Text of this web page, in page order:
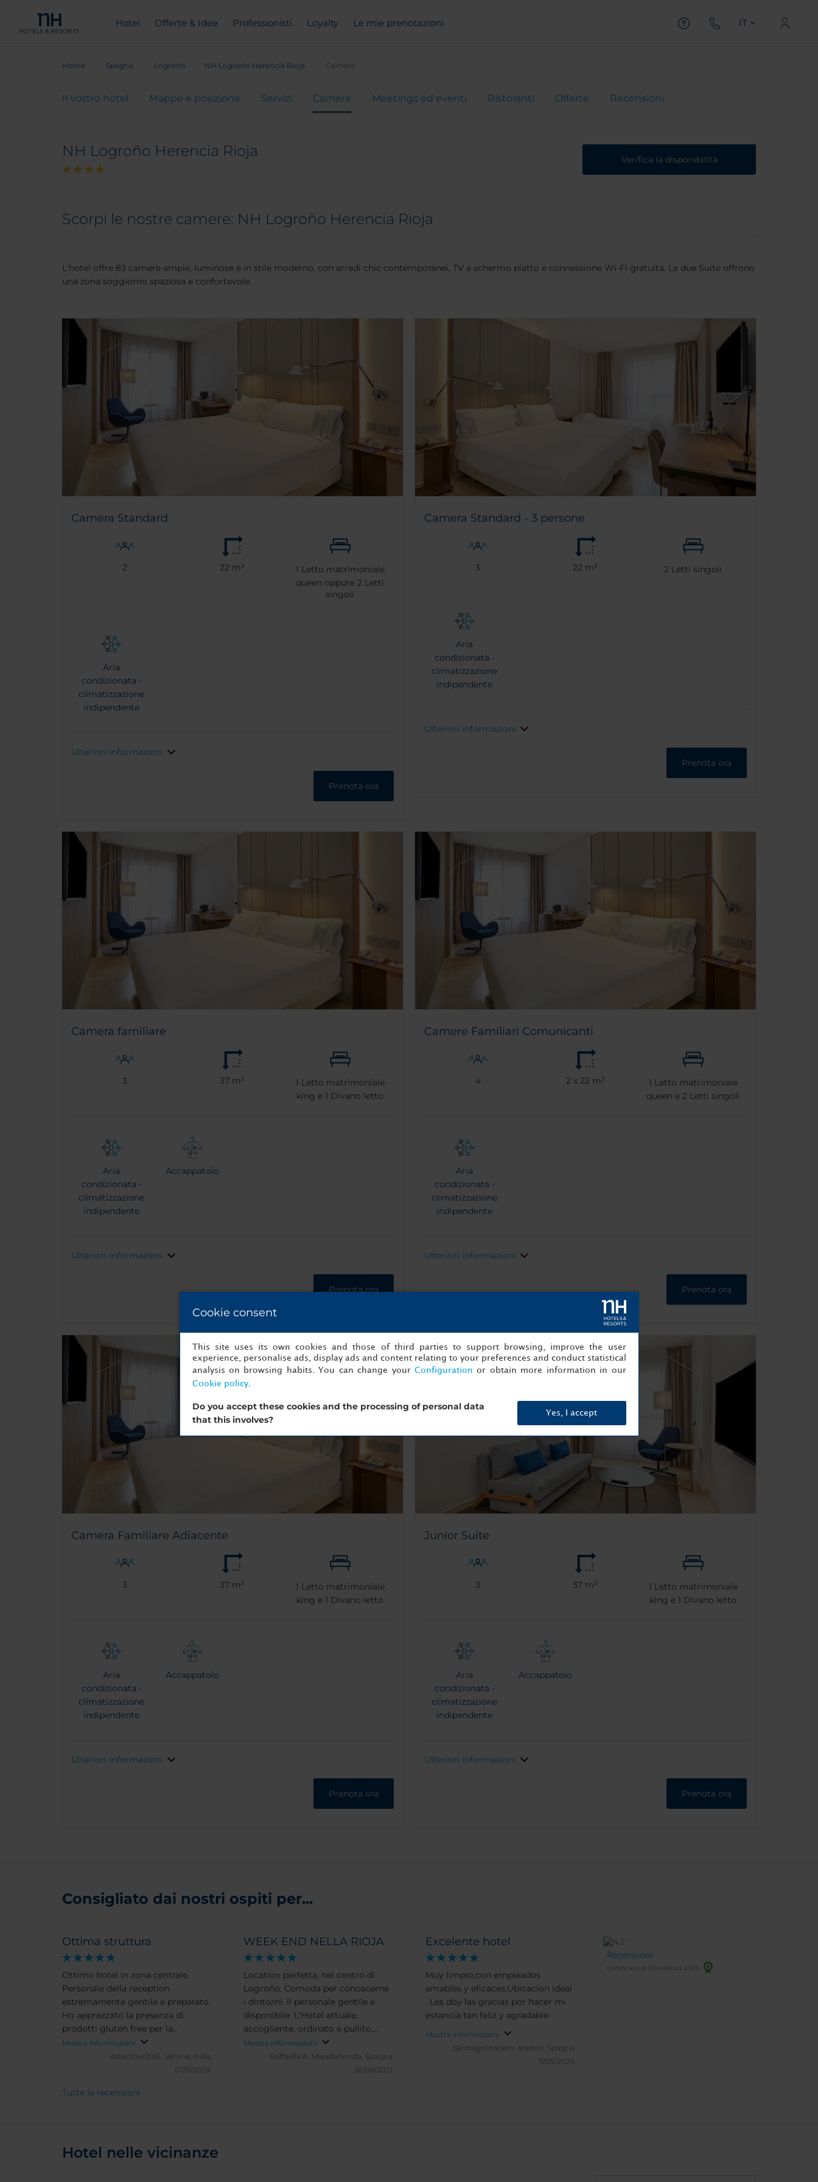
Hotel Offerte & Idee Professionisti Loyalty Le mie prenotazioni IT
Home Spagna Logroño NH Logroño Herencia Rioja Camere
Il vostro hotel Mappe e posizione Servizi Camere Meetings ed eventi Ristoranti Offerte Recensioni
NH Logroño Herencia Rioja Verifica la disponibilità
Scorpi le nostre camere: NH Logroño Herencia Rioja
L'hotel offre 83 camere ampie, luminose e in stile moderno, con arredi chic contemporanei, TV a schermo piatto e connessione Wi-Fi gratuita. Le due Suite offrono
una zona soggiorno spaziosa e confortevole.
Camera Standard
2 22 m² 1 Letto matrimoniale
queen oppure2 Letti
singoli
Aria
condizionata -
climatizzazione
indipendente
Ulteriori informazioni
Prenota ora
Camera Standard - 3 persone
3 22 m² 2 Letti singoli
Aria
condizionata -
climatizzazione
indipendente
Ulteriori informazioni
Prenota ora
Camera familiare
3 37 m² 1 Letto matrimoniale
king e1 Divano letto
Aria
condizionata -
climatizzazione
indipendente
Accappatoio
Ulteriori informazioni
Prenota ora
Camere Familiari Comunicanti
4 2 x 22 m² 1 Letto matrimoniale
queen e 2 Letti singoli
Aria
condizionata -
climatizzazione
indipendente
Ulteriori informazioni
Prenota ora
Camera Familiare Adiacente
3 37 m² 1 Letto matrimoniale
king e1 Divano letto
Aria
condizionata -
climatizzazione
indipendente
Accappatoio
Ulteriori informazioni
Prenota ora
Junior Suite
3 37 m² 1 Letto matrimoniale
king e1 Divano letto
Aria
condizionata -
climatizzazione
indipendente
Accappatoio
Ulteriori informazioni
Prenota ora
Consigliato dai nostri ospiti per...
Ottima struttura
Ottimo hotel in zona centrale.
Personale della reception
estremamente gentile e preparato.
Ho apprezzato la presenza di
prodotti gluten free per la
colazione.
Mostra informazioni
Albertovr2015. Verona, Italia
07/11/2024
WEEK END NELLA RIOJA
Location perfetta, nel centro di
Logroño. Comoda per conoscerne
i dintorni. Il personale gentile e
disponibile. L'Hotel attuale,
accogliente, ordinato e pullito.
SIcuramente ritorneremo, NH é
sempre garanzia di qualitá
Mostra informazioni
Raffaella A. Majadahonda, Spagna
28/06/2021
Excelente hotel
Muy limpio,con empleados
amables y eficaces.Ubicacion ideal
. Les doy las gracias por hacer mi
estancia tan feliz y agradable
Mostra informazioni
Santiagolinacero. Madrid, Spagna
11/05/2026
Recensioni
Certificato di Eccellenza 2025
Tutte le recensioni
Hotel nelle vicinanze
Cookie consent
This site uses its own cookies and those of third parties to support browsing, improve the user
experience, personalise ads, display ads and content relating to your preferences and conduct statistical
analysis on browsing habits. You can change your Configuration or obtain more information in our
Cookie policy.
Do you accept these cookies and the processing of personal data
that this involves?
Yes, I accept